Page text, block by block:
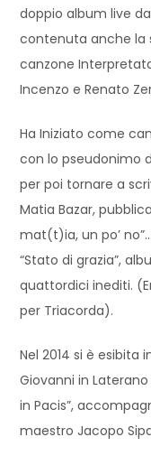
doppio album live
contenuta anche la
canzone
Incenzo e Renato
Ha Iniziato come
con lo pseudonimo
per poi tornare a
Matia Bazar,
mat(t)ia, un po’
“Stato di grazia”,
quattordici inediti.
per Triacorda).
Nel 2014 si è esibita
Giovanni in
in Pacis”,
maestro Jacopo